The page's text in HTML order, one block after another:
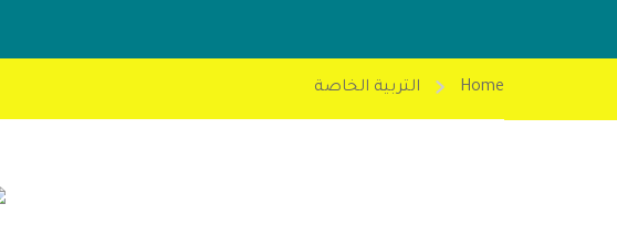
Home التربية الخاصة